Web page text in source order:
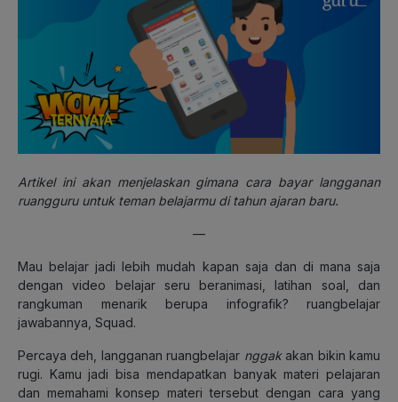
Artikel ini akan menjelaskan gimana cara bayar langganan
ruangguru untuk teman belajarmu di tahun ajaran baru.
—
Mau belajar jadi lebih mudah kapan saja dan di mana saja
dengan video belajar seru beranimasi, latihan soal, dan
rangkuman menarik berupa infografik? ruangbelajar
jawabannya, Squad.
Percaya deh, langganan ruangbelajar nggakakan bikin kamu
rugi. Kamu jadi bisa mendapatkan banyak materi pelajaran
dan memahami konsep materi tersebut dengan cara yang